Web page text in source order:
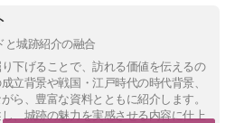
と城跡紹介の融合
下げることで、訪れる価値を伝えるの
立背景や戦国・江戸時代の時代背景、
ら、豊富な資料とともに紹介します。
、城跡の魅力を実感させる内容に仕上